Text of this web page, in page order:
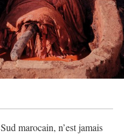
marocain, n’est jamais